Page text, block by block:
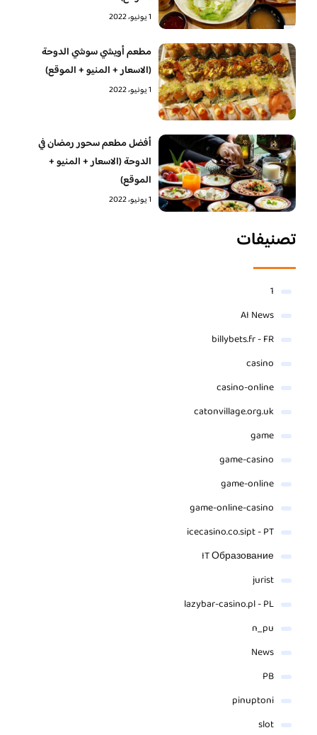
1 يونيو، 2022
مطعم أويشي سوشي الدوحة
(الاسعار + المنيو + الموقع)
1 يونيو، 2022
أفضل مطعم سحور رمضان في
الدوحة (الاسعار + المنيو +
الموقع)
1 يونيو، 2022
تصنيفات
1
AI News
billybets.fr - FR
casino
casino-online
catonvillage.org.uk
game
game-casino
game-online
game-online-casino
icecasino.co.sipt - PT
IT Образование
jurist
lazybar-casino.pl - PL
n_pu
News
PB
pinuptoni
slot